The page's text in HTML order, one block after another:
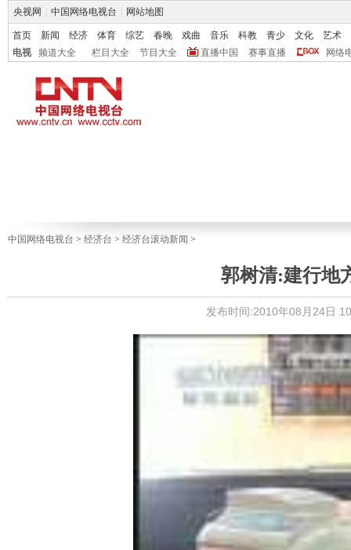
央视网 中国网络电视台 网站地图
首页 新闻 经济 体育 综艺 春晚 戏曲 音乐 科教 青少 文化
艺术
电视
频道大全 栏目大全 节目大全 直播中国 赛事直播 网络
中国网络电视台 > 经济台 > 经济台滚动新闻 >
郭树清:建行地
发布时间:2010年08月24日